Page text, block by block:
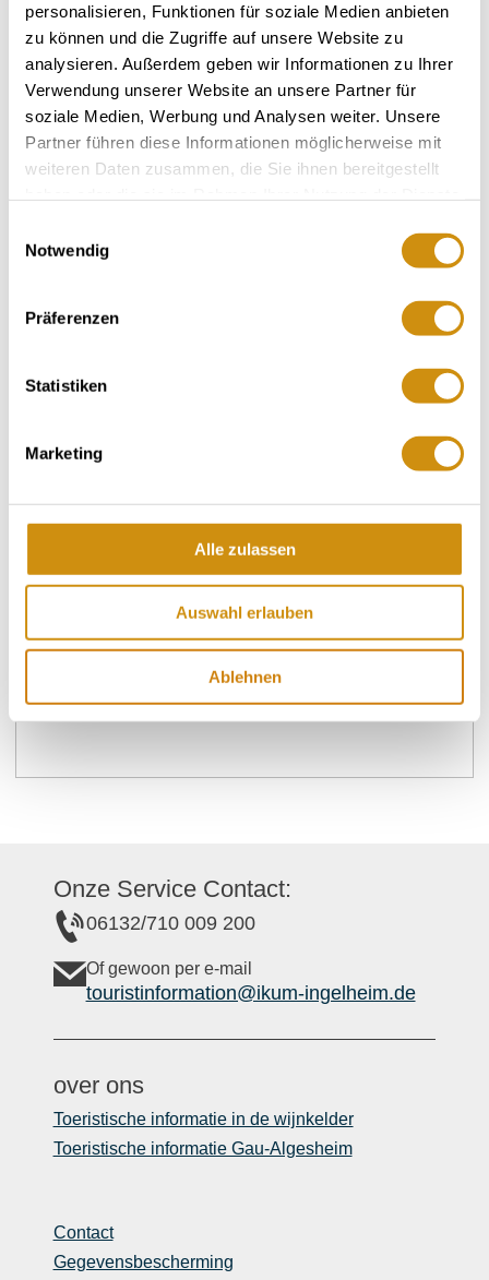
personalisieren, Funktionen für soziale Medien anbieten
zu können und die Zugriffe auf unsere Website zu
analysieren. Außerdem geben wir Informationen zu Ihrer
Verwendung unserer Website an unsere Partner für
soziale Medien, Werbung und Analysen weiter. Unsere
Partner führen diese Informationen möglicherweise mit
weiteren Daten zusammen, die Sie ihnen bereitgestellt
Notwendig
Präferenzen
Statistiken
Marketing
Alle zulassen
Auswahl erlauben
Ablehnen
+ 3 meer
Openingstijden
25.05.2025 tot 30.11.2027
Onze Service Contact:
06132/710 009 200
Of gewoon per e-mail
touristinformation@ikum-ingelheim.de
over ons
Toeristische informatie in de wijnkelder
Toeristische informatie Gau-Algesheim
Contact
Gegevensbescherming